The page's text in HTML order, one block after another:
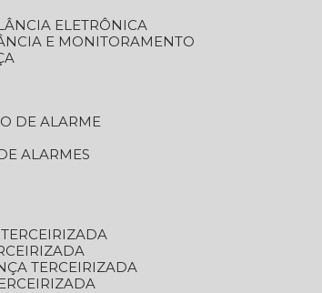
ELETRÔNICA
E MONITORAMENTO
DE ALARME
ALARMES
TERCEIRIZADA